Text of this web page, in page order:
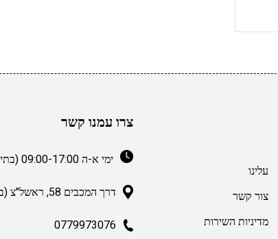
עלינו
צור קשר
מדיניות השירות
צרו עמנו קשר
ימי א-ה 09:00-17:00 (בתיאום מראש) יום ו' וערבי חג (סגור)
דרך המכבים 58, ראשל"צ (בניין ehouse קומה 2)
0779973076